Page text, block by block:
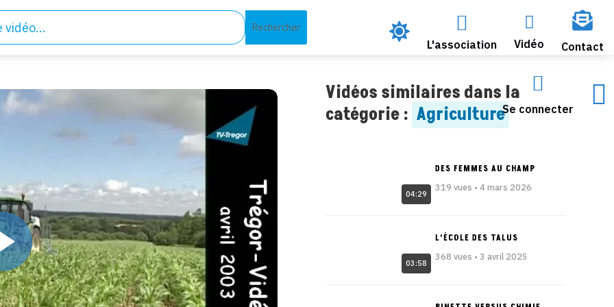
 
L'association

Vidéo

Contact

Se connecter

Vidéos similaires dans la
catégorie : Agriculture
04:29
DES FEMMES AU CHAMP
319 vues • 4 mars 2026
03:58
L’ÉCOLE DES TALUS
368 vues • 3 avril 2025